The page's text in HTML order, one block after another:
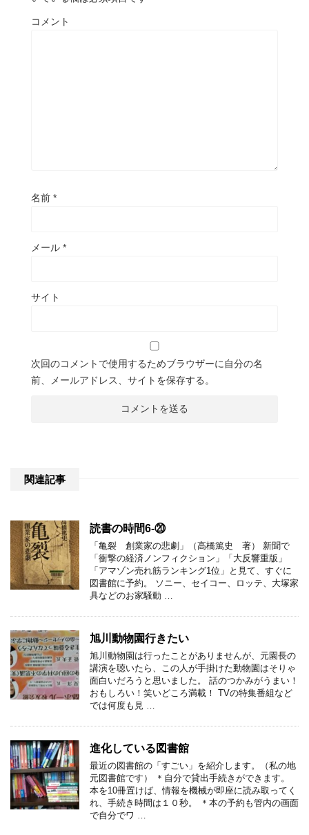
コメント
名前 *
メール *
サイト
次回のコメントで使用するためブラウザーに自分の名
前、メールアドレス、サイトを保存する。
関連記事
読書の時間6-⑳
「亀裂 創業家の悲劇」（高橋篤史 著） 新聞で
「衝撃の経済ノンフィクション」「大反響重版」
「アマゾン売れ筋ランキング1位」と見て、すぐに
図書館に予約。 ソニー、セイコー、ロッテ、大塚家
具などのお家騒動 …
旭川動物園行きたい
旭川動物園は行ったことがありませんが、元園長の
講演を聴いたら、この人が手掛けた動物園はそりゃ
面白いだろうと思いました。 話のつかみがうまい！
おもしろい！笑いどころ満載！ TVの特集番組など
では何度も見 …
進化している図書館
最近の図書館の「すごい」を紹介します。（私の地
元図書館です） ＊自分で貸出手続きができます。
本を10冊置けば、情報を機械が即座に読み取ってく
れ、手続き時間は１０秒。 ＊本の予約も管内の画面
で自分でワ …